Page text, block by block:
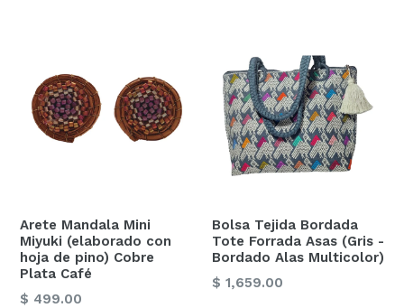
Arete Mandala Mini
Miyuki (elaborado con
hoja de pino) Cobre
Plata Café
Precio
$ 499.00
Bolsa Tejida Bordada
Tote Forrada Asas (Gris -
Bordado Alas Multicolor)
Precio
$ 1,659.00